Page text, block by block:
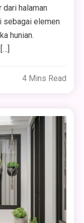
dari halaman
sebagai elemen
hunian.
4 Mins Read